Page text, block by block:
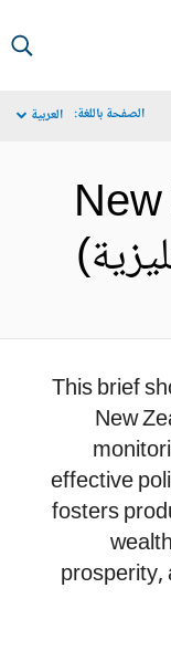
الصفحة باللغة: العربية
This brief
New
effective
fosters